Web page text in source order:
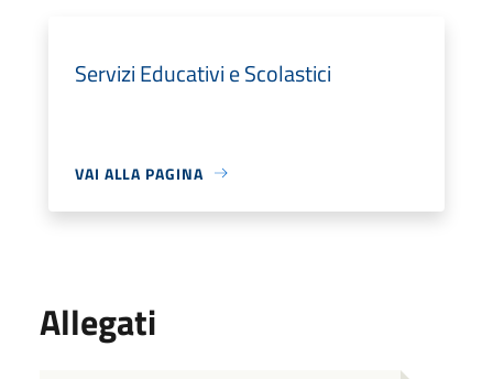
Servizi Educativi e Scolastici
VAI ALLA PAGINA
Allegati